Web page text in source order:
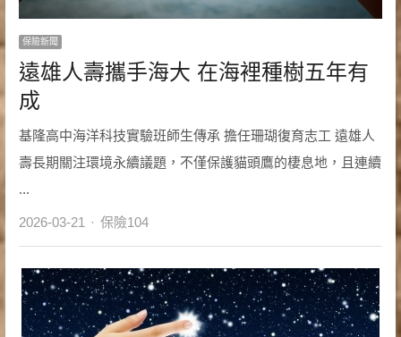
保險新聞
遠雄人壽攜手海大 在海裡種樹五年有
成
基隆高中海洋科技實驗班師生傳承 擔任珊瑚復育志工 遠雄人
壽長期關注環境永續議題，不僅保護貓頭鷹的棲息地，且連續
...
2026-03-21 Author
保險104